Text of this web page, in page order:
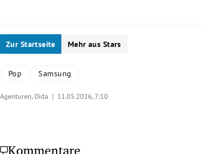
Zur Startseite Mehr aus Stars
Pop Samsung
Agenturen, Dida | 11.05.2026, 7:10